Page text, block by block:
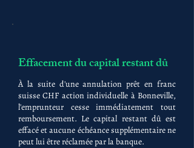
Effacement du capital restant dû
À la suite d'une annulation prêt en franc
suisse CHF action individuelle à Bonneville,
l'emprunteur cesse immédiatement tout
remboursement. Le capital restant dû est
effacé et aucune échéance supplémentaire ne
peut lui être réclamée par la banque.